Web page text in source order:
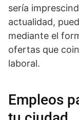
sería
actualidad,
mediante el
ofertas que
laboral.
Empleos